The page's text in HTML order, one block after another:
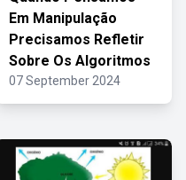
Em Manipulação
Precisamos Refletir
Sobre Os Algoritmos
07 September 2024